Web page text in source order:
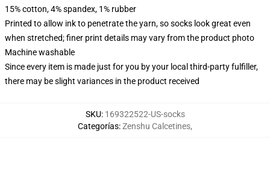
15% cotton, 4% spandex, 1% rubber
Printed to allow ink to penetrate the yarn, so socks look great even
when stretched; finer print details may vary from the product photo
Machine washable
Since every item is made just for you by your local third-party fulfiller,
there may be slight variances in the product received
SKU: 169322522-US-socks
Categorías:Zenshu Calcetines,